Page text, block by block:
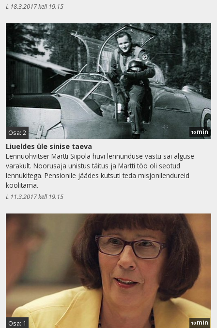
L 18.3.2017 kell 19.15
Osa: 2 10 min
Liueldes üle sinise taeva
Lennuohvitser Martti Siipola huvi lennunduse vastu sai alguse
varakult. Noorusaja unistus täitus ja Martti töö oli seotud
lennukitega. Pensionile jäädes kutsuti teda misjonilendureid
koolitama.
L 11.3.2017 kell 19.15
Osa: 1 10 min